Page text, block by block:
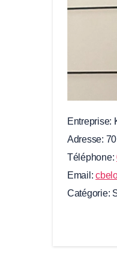
Entreprise
Adresse
Téléphone
Email
Catégorie